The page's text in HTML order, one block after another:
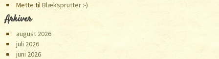
Mette tilBlæksprutter :-)
Arkiver
august 2026
juli 2026
juni 2026